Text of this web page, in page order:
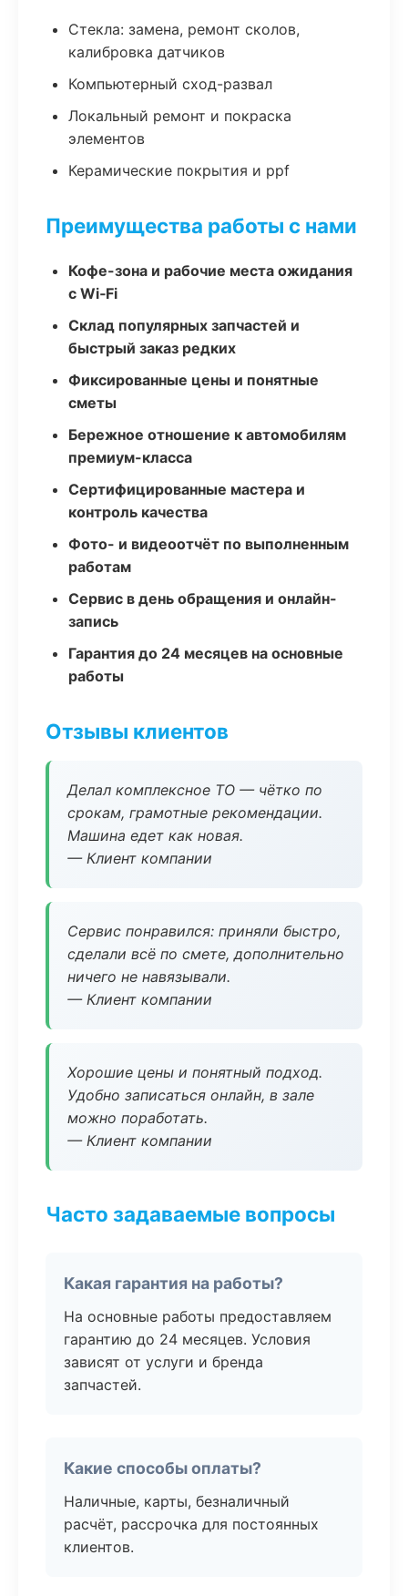
Стекла: замена, ремонт сколов,
калибровка датчиков
Компьютерный сход-развал
Локальный ремонт и покраска
элементов
Керамические покрытия и ppf
Преимущества работы с нами
Кофе-зона и рабочие места ожидания
с Wi‑Fi
Склад популярных запчастей и
быстрый заказ редких
Фиксированные цены и понятные
сметы
Бережное отношение к автомобилям
премиум-класса
Сертифицированные мастера и
контроль качества
Фото- и видеоотчёт по выполненным
работам
Сервис в день обращения и онлайн-
запись
Гарантия до 24 месяцев на основные
работы
Отзывы клиентов
Делал комплексное ТО — чётко по
срокам, грамотные рекомендации.
Машина едет как новая.
— Клиент компании
Сервис понравился: приняли быстро,
сделали всё по смете, дополнительно
ничего не навязывали.
— Клиент компании
Хорошие цены и понятный подход.
Удобно записаться онлайн, в зале
можно поработать.
— Клиент компании
Часто задаваемые вопросы
Какая гарантия на работы?
На основные работы предоставляем
гарантию до 24 месяцев. Условия
зависят от услуги и бренда
запчастей.
Какие способы оплаты?
Наличные, карты, безналичный
расчёт, рассрочка для постоянных
клиентов.